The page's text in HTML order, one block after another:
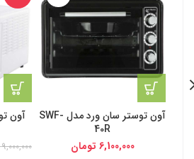
آون توستر سان ورد مدل SWF-
40R
6,100,000 تومان 9,000,000